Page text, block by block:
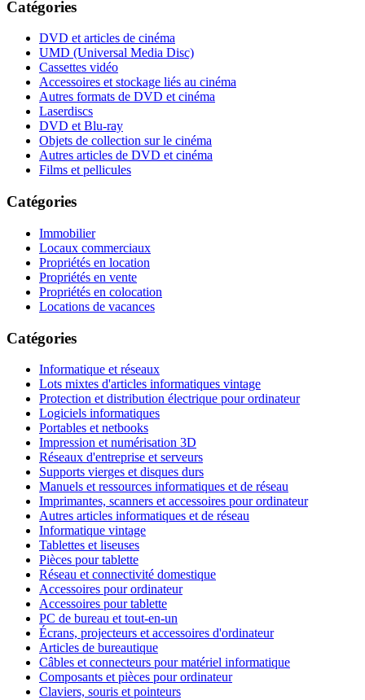
Catégories
DVD et articles de cinéma
UMD (Universal Media Disc)
Cassettes vidéo
Accessoires et stockage liés au cinéma
Autres formats de DVD et cinéma
Laserdiscs
DVD et Blu-ray
Objets de collection sur le cinéma
Autres articles de DVD et cinéma
Films et pellicules
Catégories
Immobilier
Locaux commerciaux
Propriétés en location
Propriétés en vente
Propriétés en colocation
Locations de vacances
Catégories
Informatique et réseaux
Lots mixtes d'articles informatiques vintage
Protection et distribution électrique pour ordinateur
Logiciels informatiques
Portables et netbooks
Impression et numérisation 3D
Réseaux d'entreprise et serveurs
Supports vierges et disques durs
Manuels et ressources informatiques et de réseau
Imprimantes, scanners et accessoires pour ordinateur
Autres articles informatiques et de réseau
Informatique vintage
Tablettes et liseuses
Pièces pour tablette
Réseau et connectivité domestique
Accessoires pour ordinateur
Accessoires pour tablette
PC de bureau et tout-en-un
Écrans, projecteurs et accessoires d'ordinateur
Articles de bureautique
Câbles et connecteurs pour matériel informatique
Composants et pièces pour ordinateur
Claviers, souris et pointeurs